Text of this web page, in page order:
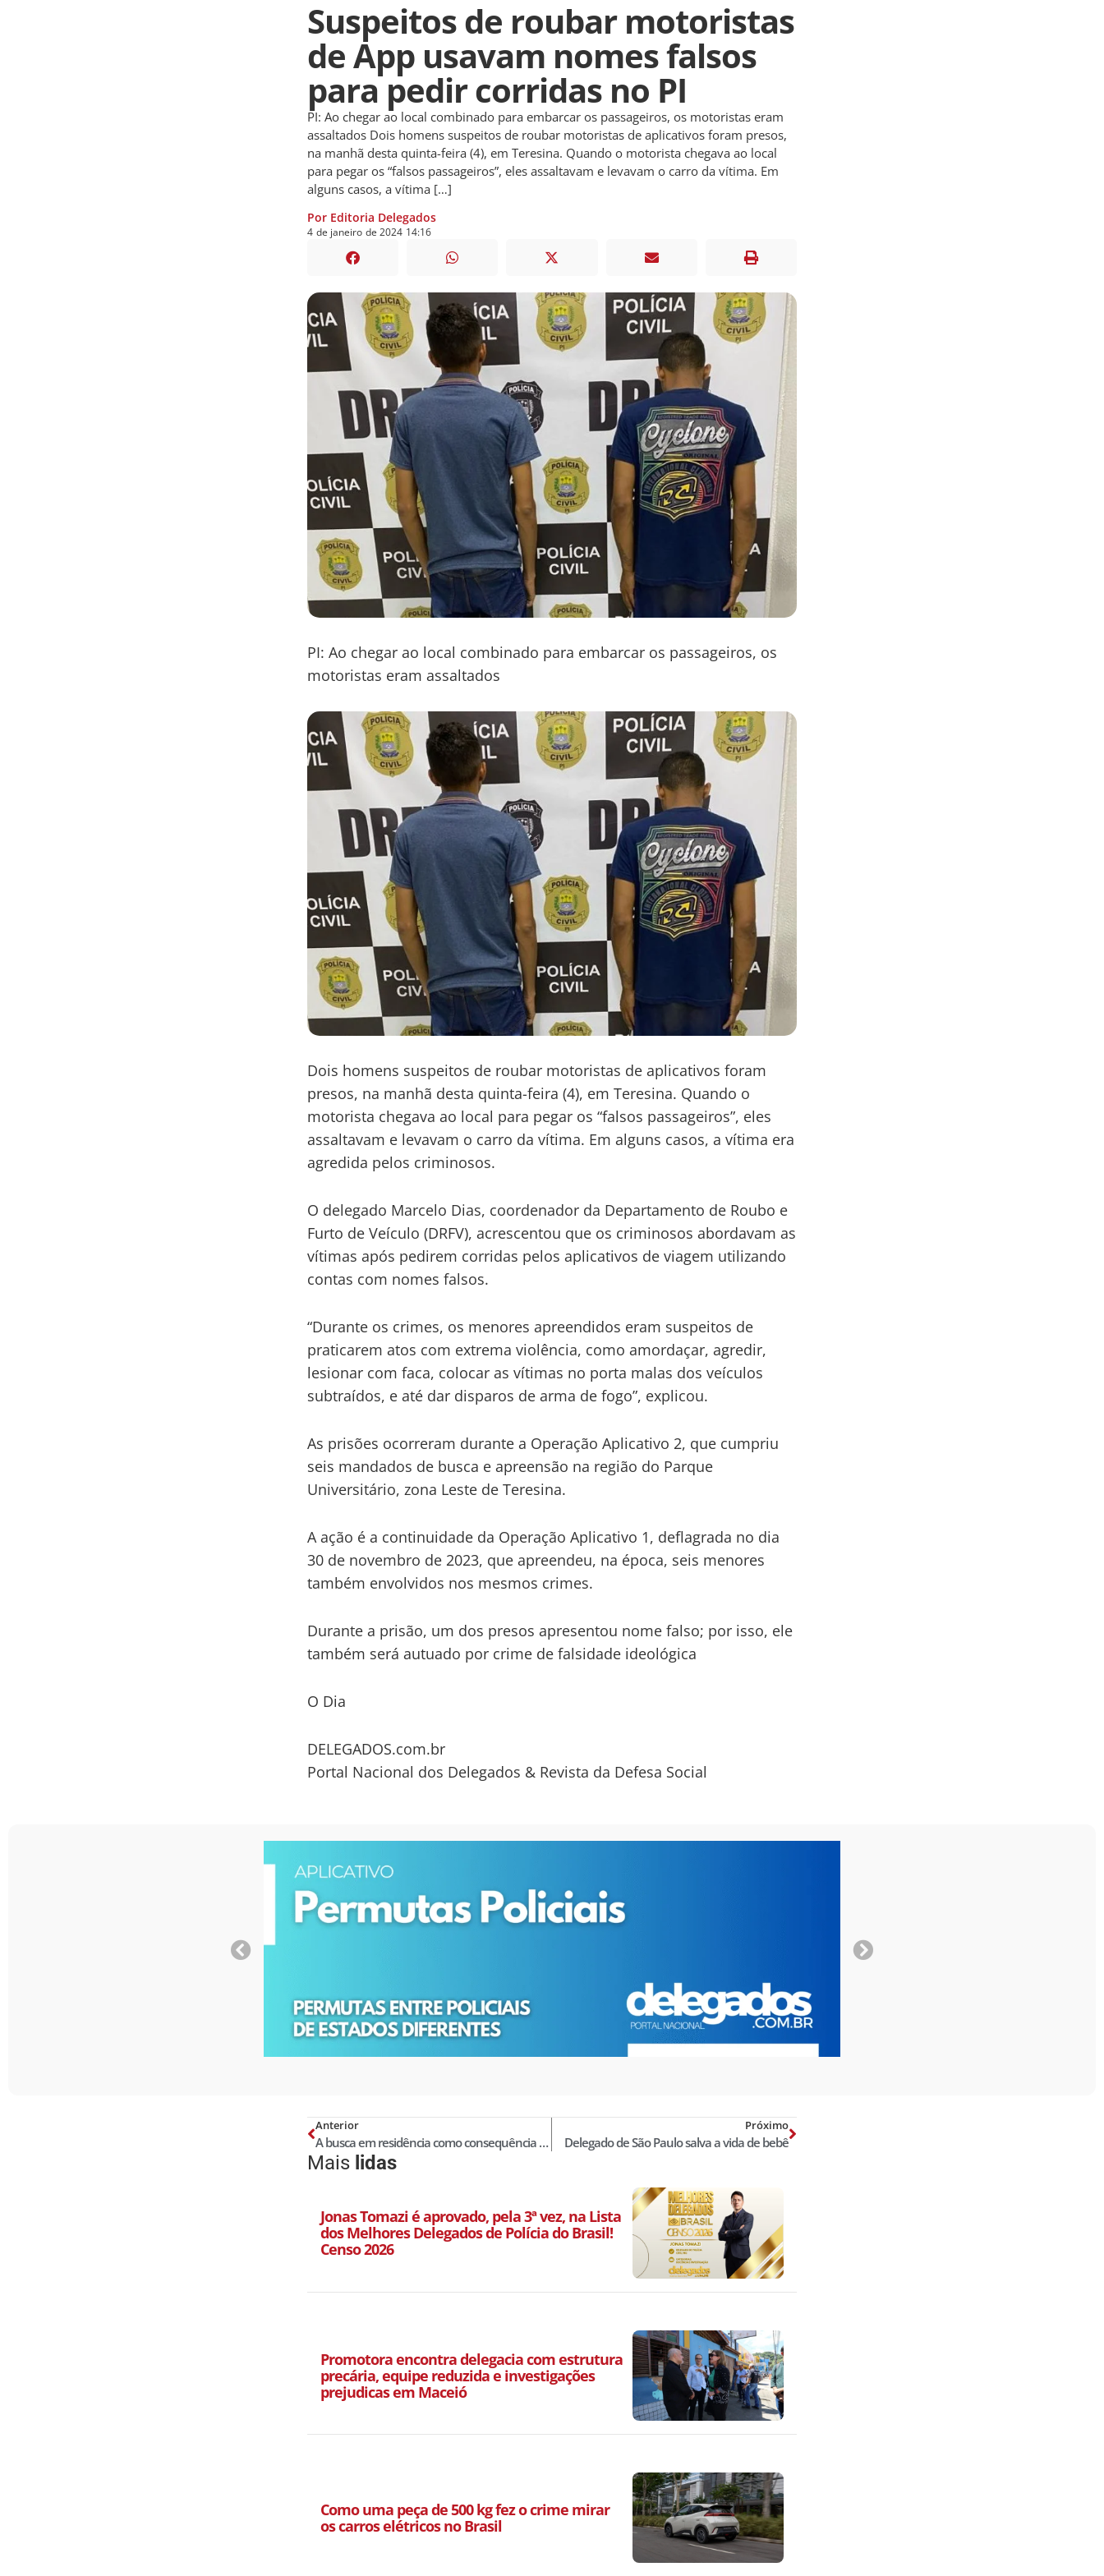
Suspeitos de roubar motoristas
de App usavam nomes falsos
para pedir corridas no PI
PI: Ao chegar ao local combinado para embarcar os passageiros, os motoristas eram
assaltados Dois homens suspeitos de roubar motoristas de aplicativos foram presos,
na manhã desta quinta-feira (4), em Teresina. Quando o motorista chegava ao local
para pegar os “falsos passageiros”, eles assaltavam e levavam o carro da vítima. Em
alguns casos, a vítima […]
Por Editoria Delegados
4 de janeiro de2024 14:16
PI: Ao chegar ao local combinado para embarcar os passageiros, os
motoristas eram assaltados
Dois homens suspeitos de roubar motoristas de aplicativos foram
presos, na manhã desta quinta-feira (4), em Teresina. Quando o
motorista chegava ao local para pegar os “falsos passageiros”, eles
assaltavam e levavam o carro da vítima. Em alguns casos, a vítima era
agredida pelos criminosos.
O delegado Marcelo Dias, coordenador da Departamento de Roubo e
Furto de Veículo (DRFV), acrescentou que os criminosos abordavam as
vítimas após pedirem corridas pelos aplicativos de viagem utilizando
contas com nomes falsos.
“Durante os crimes, os menores apreendidos eram suspeitos de
praticarem atos com extrema violência, como amordaçar, agredir,
lesionar com faca, colocar as vítimas no porta malas dos veículos
subtraídos, e até dar disparos de arma de fogo”, explicou.
As prisões ocorreram durante a Operação Aplicativo 2, que cumpriu
seis mandados de busca e apreensão na região do Parque
Universitário, zona Leste de Teresina.
A ação é a continuidade da Operação Aplicativo 1, deflagrada no dia
30 de novembro de 2023, que apreendeu, na época, seis menores
também envolvidos nos mesmos crimes.
Durante a prisão, um dos presos apresentou nome falso; por isso, ele
também será autuado por crime de falsidade ideológica
O Dia
DELEGADOS.com.br
Portal Nacional dos Delegados & Revista da Defesa Social
Anterior
A busca em residência como consequência de cumprimento de mandado de prisão
Próximo
Delegado de São Paulo salva a vida de bebê
Mais lidas
Jonas Tomazi é aprovado, pela 3ª vez, na Lista
dos Melhores Delegados de Polícia do Brasil!
Censo 2026
Promotora encontra delegacia com estrutura
precária, equipe reduzida e investigações
prejudicas em Maceió
Como uma peça de 500 kg fez o crime mirar
os carros elétricos no Brasil